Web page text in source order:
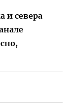
и севера